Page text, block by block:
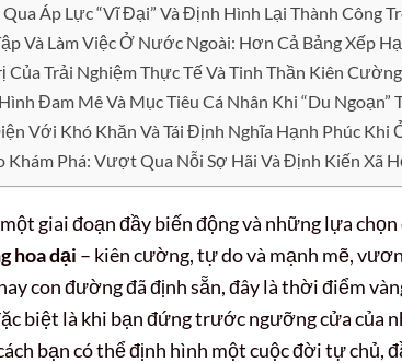
Áp Lực “Vĩ Đại” Và Định Hình Lại Thành Công
Và Làm Việc Ở Nước Ngoài: Hơn Cả Bảng Xếp
Của Trải Nghiệm Thực Tế Và Tinh Thần Kiên Cường
Đam Mê Và Mục Tiêu Cá Nhân Khi “Du Ngoạn”
Với Khó Khăn Và Tái Định Nghĩa Hạnh Phúc Khi
Khám Phá: Vượt Qua Nỗi Sợ Hãi Và Định Kiến Xã
giai đoạn đầy biến động và những lựa
hoa dại – kiên cường, tự do và mạnh mẽ,
con đường đã định sẵn, đây là thời điểm
biệt là khi bạn đứng trước ngưỡng cửa của
bạn có thể định hình một cuộc đời tự chủ,